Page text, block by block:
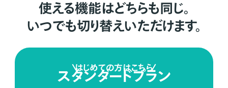
使える機能はどちらも同じ。
いつでも切り替えいただけます。
はじめての方はこちら
スタンダードプラン